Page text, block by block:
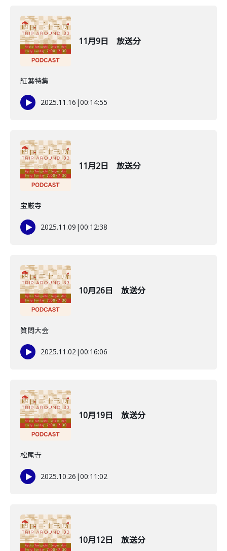
11月9日 放送分
紅葉特集
2025.11.16 |00:14:55
11月2日 放送分
宝厳寺
2025.11.09 |00:12:38
10月26日 放送分
質問大会
2025.11.02|00:16:06
10月19日 放送分
松尾寺
2025.10.26 |00:11:02
10月12日 放送分